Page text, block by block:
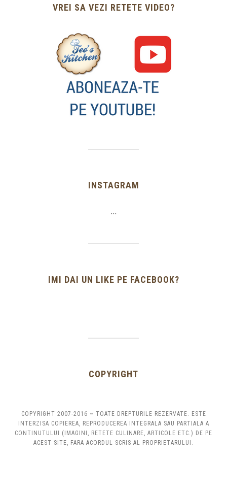
VREI SA VEZI RETETE VIDEO?
INSTAGRAM
…
IMI DAI UN LIKE PE FACEBOOK?
COPYRIGHT
COPYRIGHT 2007-2016 ~ TOATE DREPTURILE REZERVATE. ESTE
INTERZISA COPIEREA, REPRODUCEREA INTEGRALA SAU PARTIALA A
CONTINUTULUI (IMAGINI, RETETE CULINARE, ARTICOLE ETC.) DE PE
ACEST SITE, FARA ACORDUL SCRIS AL PROPRIETARULUI.